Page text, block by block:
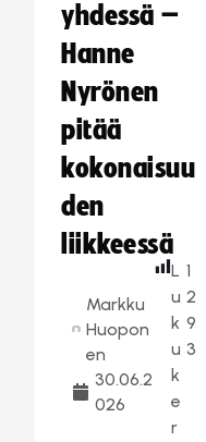
yhdessä –
Hanne
Nyrönen
pitää
kokonaisuu
den
liikkeessä
Markku
Huopon
en
30.06.2
026
L
u
k
u
k
e
r
1
2
9
3